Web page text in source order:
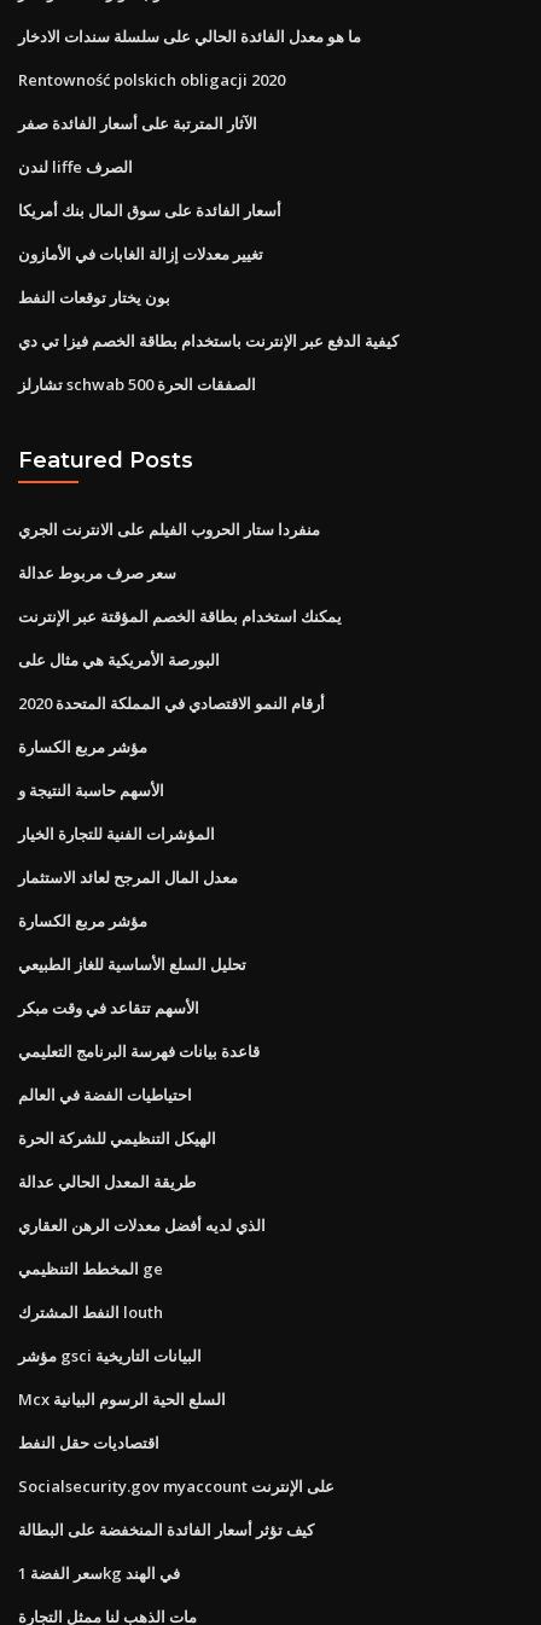
ما هو معدل الفائدة الحالي على سلسلة سندات الادخار
Rentowność polskich obligacji 2020
الآثار المترتبة على أسعار الفائدة صفر
لندن liffe الصرف
أسعار الفائدة على سوق المال بنك أمريكا
تغيير معدلات إزالة الغابات في الأمازون
بون يختار توقعات النفط
كيفية الدفع عبر الإنترنت باستخدام بطاقة الخصم فيزا تي دي
تشارلز schwab 500 الصفقات الحرة
Featured Posts
منفردا ستار الحروب الفيلم على الانترنت الجري
سعر صرف مربوط عدالة
يمكنك استخدام بطاقة الخصم المؤقتة عبر الإنترنت
البورصة الأمريكية هي مثال على
أرقام النمو الاقتصادي في المملكة المتحدة 2020
مؤشر مربع الكسارة
الأسهم حاسبة النتيجة و
المؤشرات الفنية للتجارة الخيار
معدل المال المرجح لعائد الاستثمار
مؤشر مربع الكسارة
تحليل السلع الأساسية للغاز الطبيعي
الأسهم تتقاعد في وقت مبكر
قاعدة بيانات فهرسة البرنامج التعليمي
احتياطيات الفضة في العالم
الهيكل التنظيمي للشركة الحرة
طريقة المعدل الحالي عدالة
الذي لديه أفضل معدلات الرهن العقاري
المخطط التنظيمي ge
النفط المشترك louth
مؤشر gsci البيانات التاريخية
Mcx السلع الحية الرسوم البيانية
اقتصاديات حقل النفط
Socialsecurity.gov myaccount على الإنترنت
كيف تؤثر أسعار الفائدة المنخفضة على البطالة
سعر الفضة 1kg في الهند
مات الذهب لنا ممثل التجارة